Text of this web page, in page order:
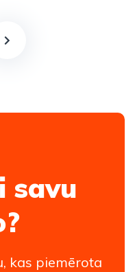
savu
kas piemērota